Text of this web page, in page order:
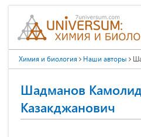
Химия и биология Наши авторы
Шадманов
Казакджанович